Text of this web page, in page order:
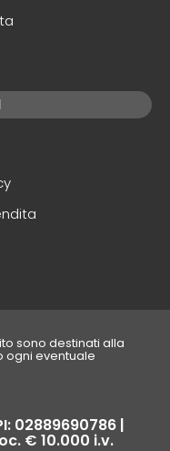
sono destinati alla
ogni eventuale
02889690786 |
€ 10.000 i.v.